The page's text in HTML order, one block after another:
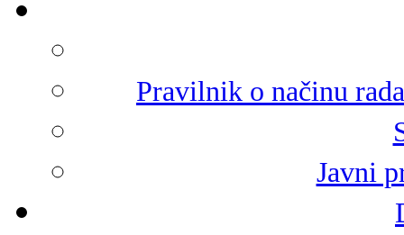
Pravilnik o načinu
Javni